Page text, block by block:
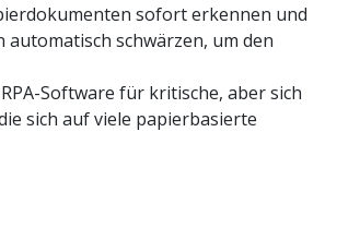
sofort erkennen und
schwärzen, um den
Software für kritische, aber sich
sich auf viele papierbasierte